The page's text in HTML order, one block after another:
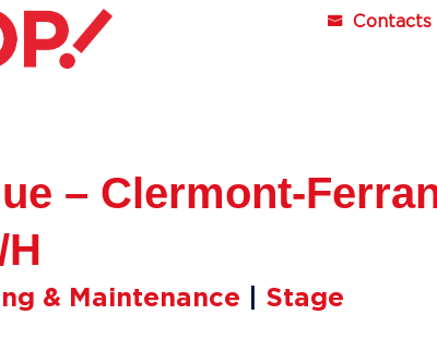
Contacts
– Clermont-
H
& Maintenance | Stage